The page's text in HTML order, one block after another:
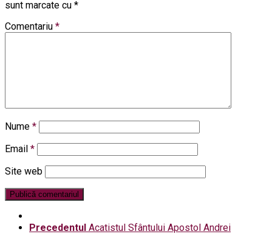
sunt marcate cu *
Comentariu *
Nume *
Email *
Site web
Precedentul Acatistul Sfântului Apostol Andrei